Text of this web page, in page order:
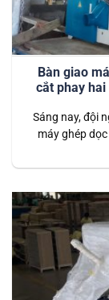
Bàn giao
cắt phay
Sáng nay, đội
máy ghép
bị quan trọng,